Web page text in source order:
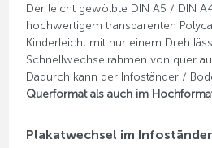
Der leicht gewölbte DIN A5 / DIN
hochwertigem transparenten
Kinderleicht mit nur einem Dreh
Schnellwechselrahmen von quer
Dadurch kann der Infoständer /
Querformat als auch im
Plakatwechsel im Infoständer